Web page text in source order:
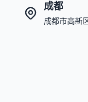
成都
成都市高新